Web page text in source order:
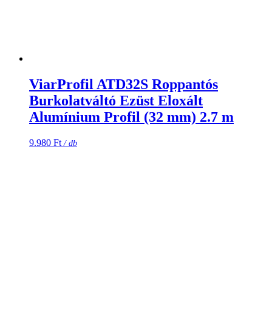
ViarProfil ATD32S Roppantós
Burkolatváltó Ezüst Eloxált
Alumínium Profil (32 mm) 2.7 m
9.980 Ft / db